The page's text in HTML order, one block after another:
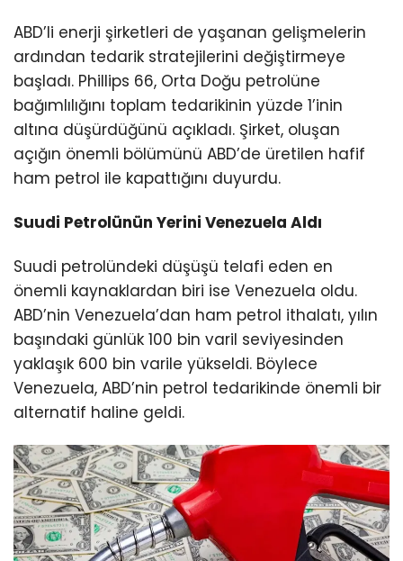
ABD’li enerji şirketleri de yaşanan gelişmelerin
ardından tedarik stratejilerini değiştirmeye
başladı. Phillips 66, Orta Doğu petrolüne
bağımlılığını toplam tedarikinin yüzde 1’inin
altına düşürdüğünü açıkladı. Şirket, oluşan
açığın önemli bölümünü ABD’de üretilen hafif
ham petrol ile kapattığını duyurdu.
Suudi Petrolünün Yerini Venezuela Aldı
Suudi petrolündeki düşüşü telafi eden en
önemli kaynaklardan biri ise Venezuela oldu.
ABD’nin Venezuela’dan ham petrol ithalatı, yılın
başındaki günlük 100 bin varil seviyesinden
yaklaşık 600 bin varile yükseldi. Böylece
Venezuela, ABD’nin petrol tedarikinde önemli bir
alternatif haline geldi.